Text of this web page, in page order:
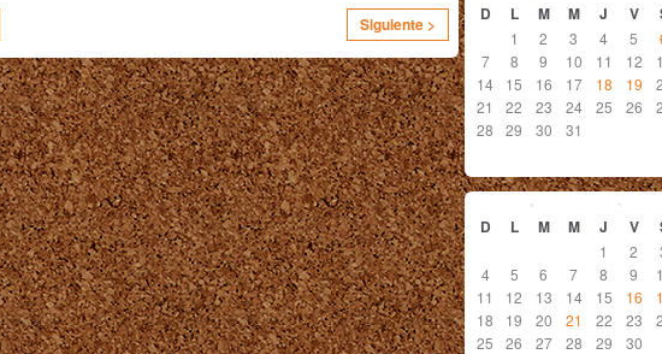
Siguiente >
D L M M J V
1 2 3 4 5
7
8 9 10 11 12
14
15 16 17 18 19
21
22 23 24 25 26
28
29 30 31
abril 2010
D L M M J V
1 2
4
5 6 7 8 9
11
12 13 14 15 16
18
19 20 21 22 23
25
26 27 28 29 30